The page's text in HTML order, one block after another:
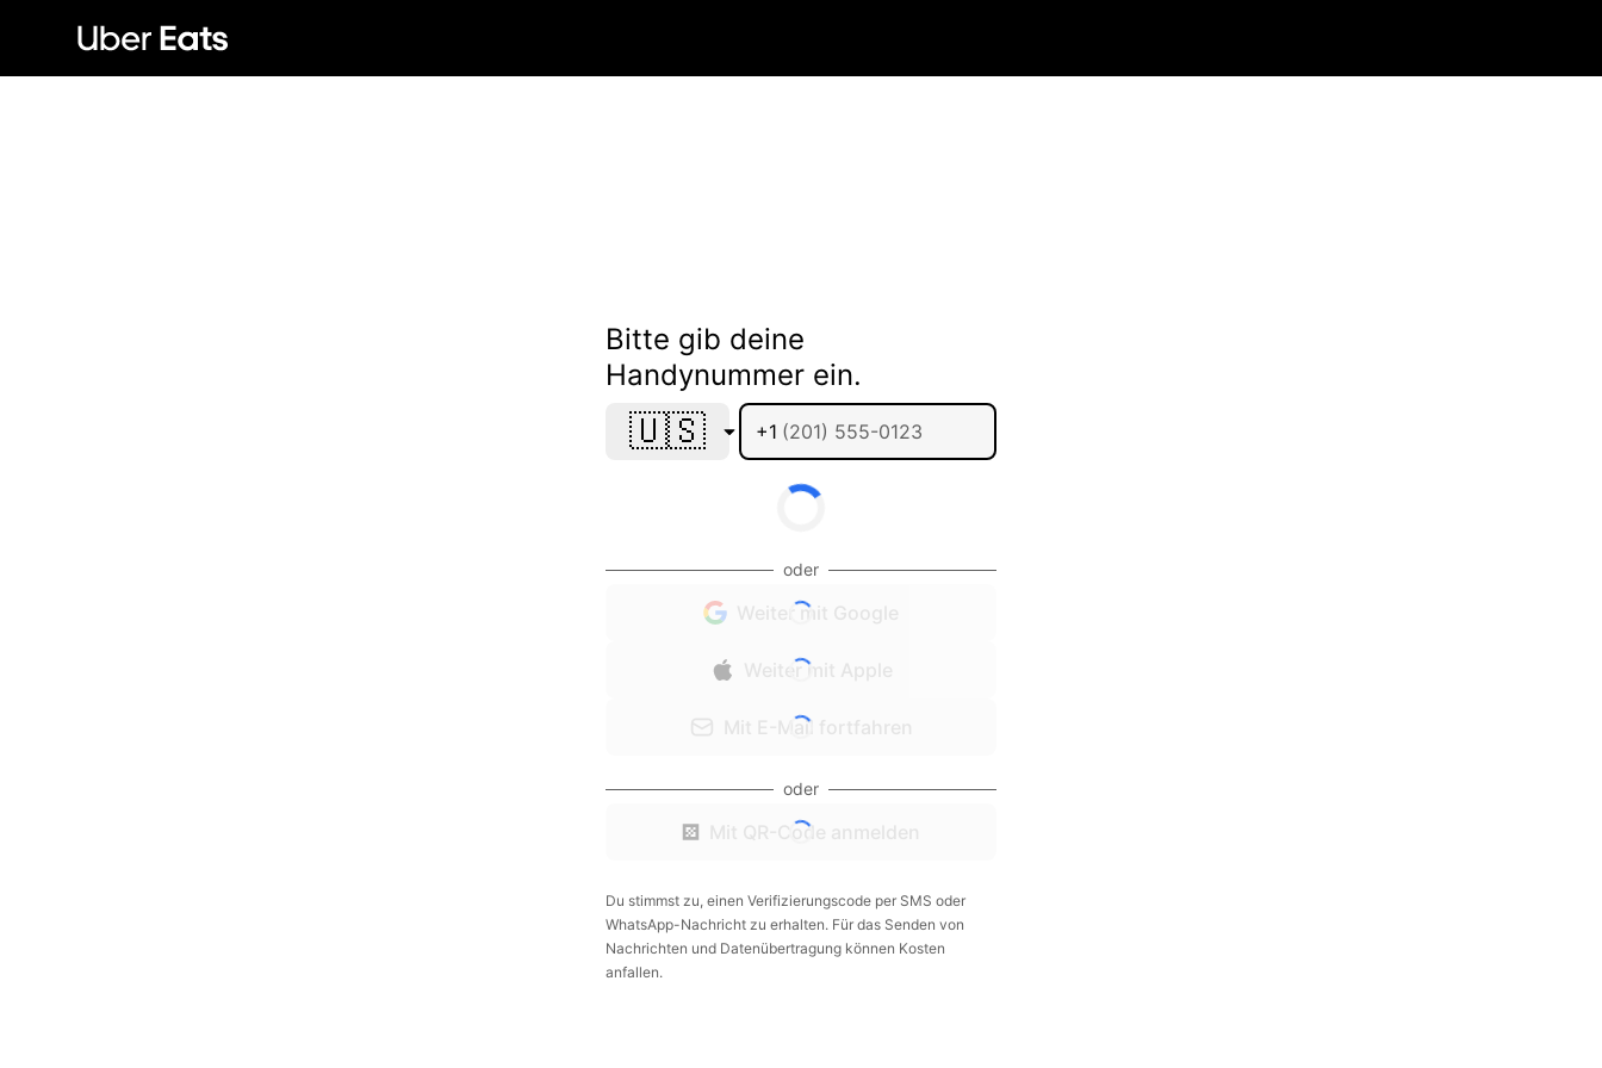
Bitte gib deine
Handynummer ein.
🇺🇸 +1
oder
Weiter mit Google
Weiter mit Apple
Mit E-Mail fortfahren
oder
Mit QR-Code anmelden
Du stimmst zu, einen Verifizierungscode per SMS oder
WhatsApp-Nachricht zu erhalten. Für das Senden von
Nachrichten und Datenübertragung können Kosten
anfallen.